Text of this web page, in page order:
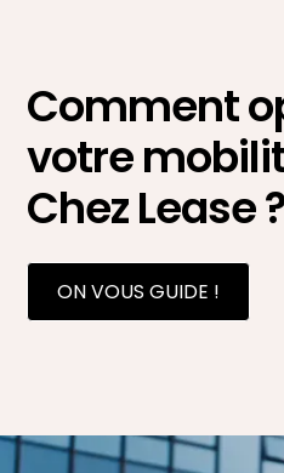
Comment
votre
Chez Lease ?
ON VOUS GUIDE !